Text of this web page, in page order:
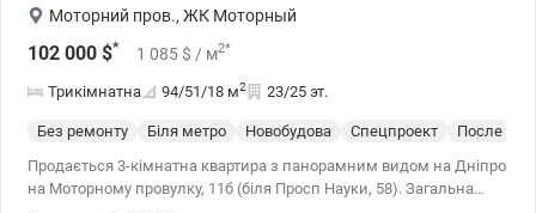
Моторний пров., ЖК Моторный
102 000 $* 1 085 $ / м2*
Трикімнатна 94/51/18 м2 23/25 эт.
Без ремонту Біля метро Новобудова Спецпроект
После
Продається 3-кімнатна квартира з панорамним видом на Дніпро
на Моторному провулку, 11б (біля Просп Науки, 58). Загальна